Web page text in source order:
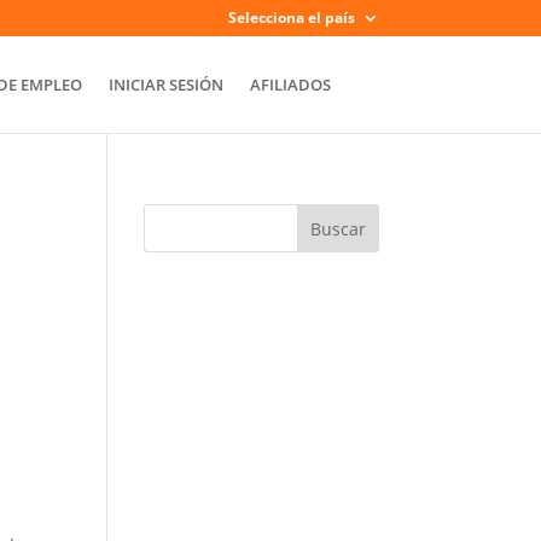
Selecciona el país
EMPLEO INICIAR SESIÓN AFILIADOS